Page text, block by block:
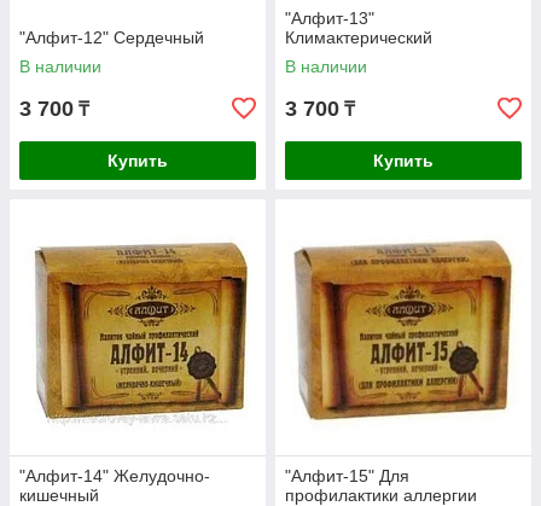
"Алфит-12" Сердечный
В наличии
3 700 ₸
Купить
"Алфит-13"
Климактерический
В наличии
3 700 ₸
Купить
"Алфит-14" Желудочно-
кишечный
"Алфит-15" Для
профилактики аллергии